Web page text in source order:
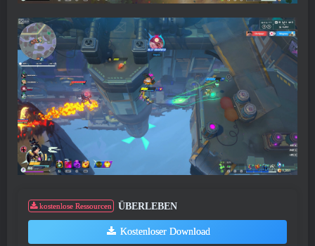
kostenlose Ressourcen ÜBERLEBEN
Kostenloser Download